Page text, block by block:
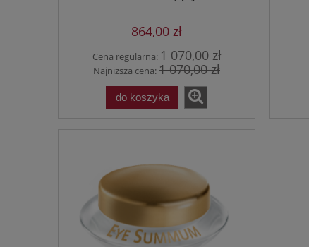
864,00 zł
Cena regularna:1 070,00 zł
Najniższa cena:1 070,00 zł
do koszyka